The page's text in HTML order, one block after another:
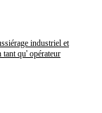
industriel et
qu' opérateur